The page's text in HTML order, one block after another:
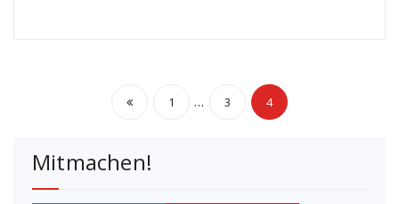
Beiträge
1 … 3 4
Mitmachen!